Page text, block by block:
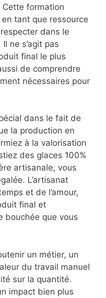
Cette formation
tant que ressource
dans le
ne s’agit pas
final le plus
de comprendre
nécessaires pour
dans le fait de
la production en
à la valorisation
des glaces 100%
artisanale, vous
L’artisanat
et de l’amour,
final et
bouchée que vous
un métier, un
du travail manuel
sur la quantité.
impact bien plus